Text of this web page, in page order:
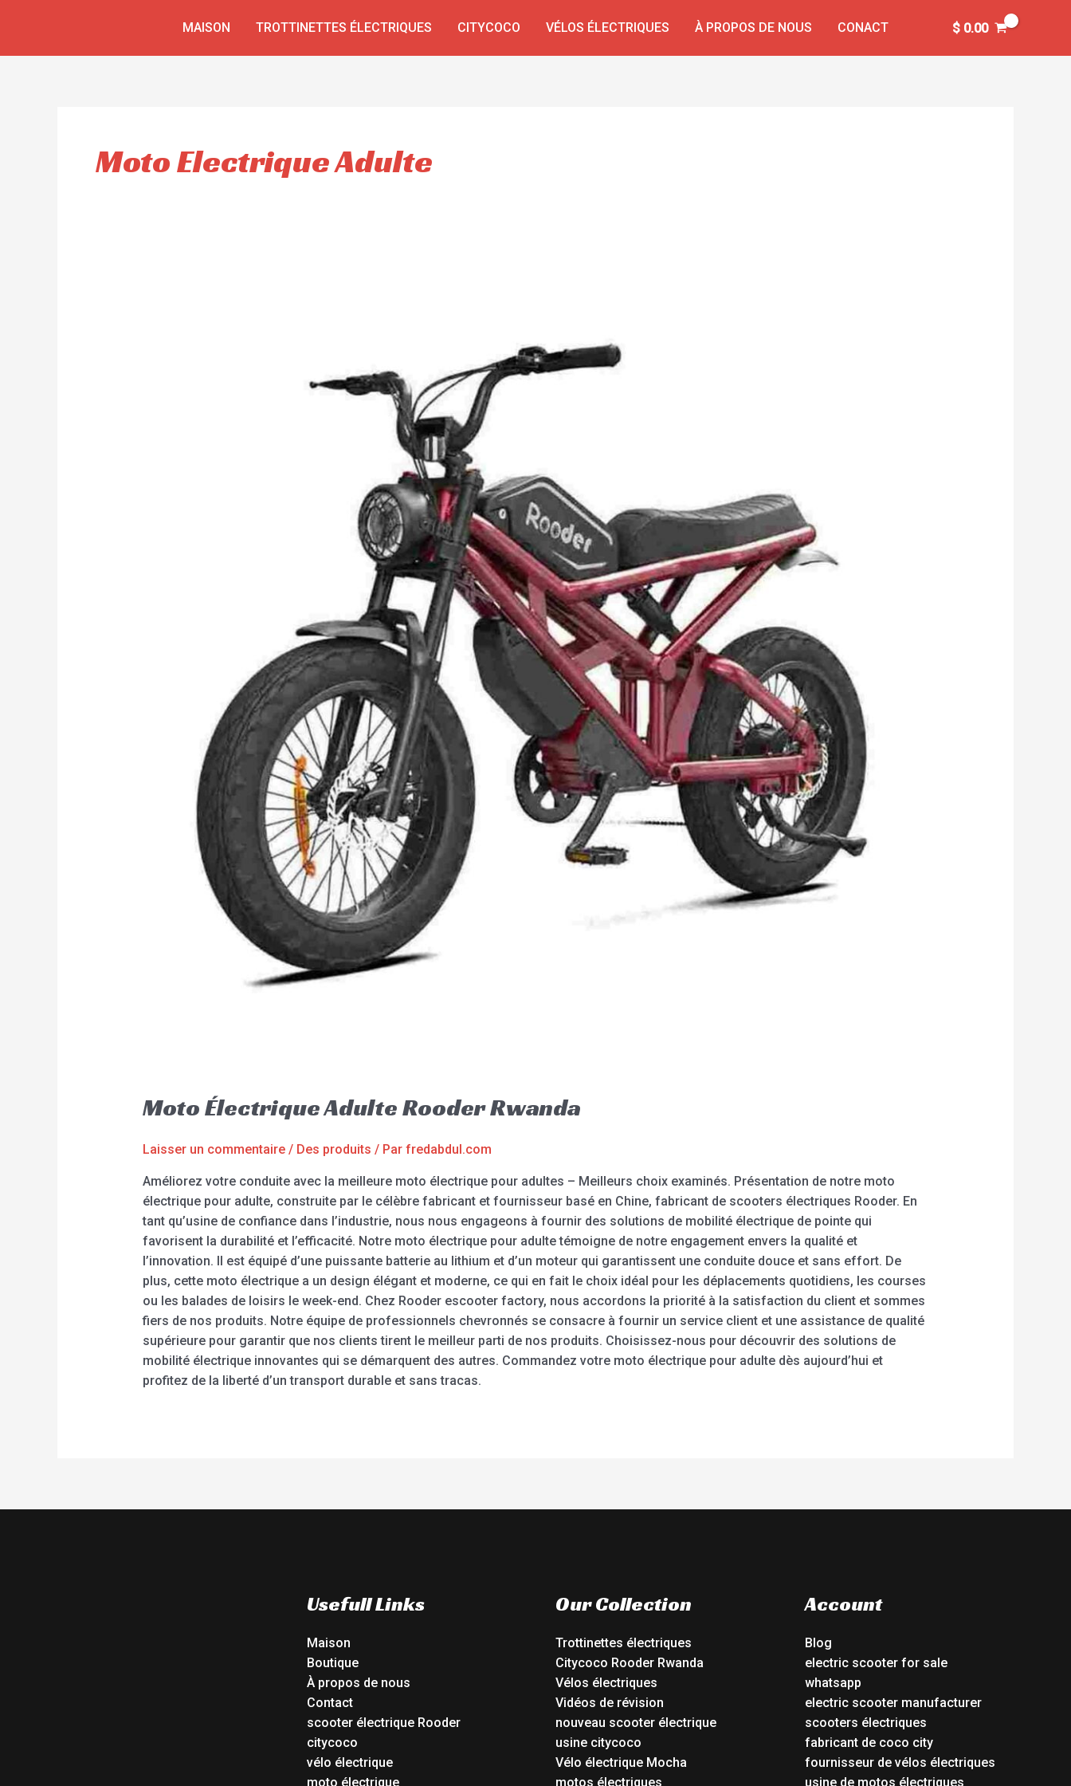
MAISON TROTTINETTES ÉLECTRIQUES CITYCOCO VÉLOS ÉLECTRIQUES À PROPOS DE NOUS CONACT $0.00
Moto Electrique Adulte
Moto Électrique Adulte Rooder Rwanda
Laisser un commentaire / Des produits / Par fredabdul.com
Améliorez votre conduite avec la meilleure moto électrique pour adultes – Meilleurs choix examinés. Présentation de notre moto
électrique pour adulte, construite par le célèbre fabricant et fournisseur basé en Chine, fabricant de scooters électriques Rooder. En
tant qu’usine de confiance dans l’industrie, nous nous engageons à fournir des solutions de mobilité électrique de pointe qui
favorisent la durabilité et l’efficacité. Notre moto électrique pour adulte témoigne de notre engagement envers la qualité et
l’innovation. Il est équipé d’une puissante batterie au lithium et d’un moteur qui garantissent une conduite douce et sans effort. De
plus, cette moto électrique a un design élégant et moderne, ce qui en fait le choix idéal pour les déplacements quotidiens, les courses
ou les balades de loisirs le week-end. Chez Rooder escooter factory, nous accordons la priorité à la satisfaction du client et sommes
fiers de nos produits. Notre équipe de professionnels chevronnés se consacre à fournir un service client et une assistance de qualité
supérieure pour garantir que nos clients tirent le meilleur parti de nos produits. Choisissez-nous pour découvrir des solutions de
mobilité électrique innovantes qui se démarquent des autres. Commandez votre moto électrique pour adulte dès aujourd’hui et
profitez de la liberté d’un transport durable et sans tracas.
Usefull Links
Maison
Boutique
À propos de nous
Contact
scooter électrique Rooder
citycoco
vélo électrique
moto électrique
Our Collection
Trottinettes électriques
Citycoco Rooder Rwanda
Vélos électriques
Vidéos de révision
nouveau scooter électrique
usine citycoco
Vélo électrique Mocha
motos électriques
Account
Blog
electric scooter for sale
whatsapp
electric scooter manufacturer
scooters électriques
fabricant de coco city
fournisseur de vélos électriques
usine de motos électriques